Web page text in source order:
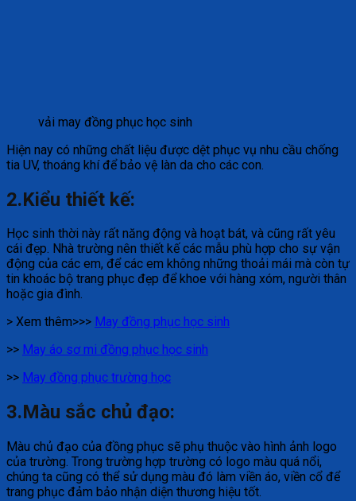
vải may đồng phục học sinh
Hiện nay có những chất liệu được dệt phục vụ nhu cầu chống
tia UV, thoáng khí để bảo vệ làn da cho các con.
2.Kiểu thiết kế:
Học sinh thời này rất năng động và hoạt bát, và cũng rất yêu
cái đẹp. Nhà trường nên thiết kế các mẫu phù hợp cho sự vận
động của các em, để các em không những thoải mái mà còn tự
tin khoác bộ trang phục đẹp để khoe với hàng xóm, người thân
hoặc gia đình.
> Xem thêm>>> May đồng phục học sinh
>> May áo sơ mi đồng phục học sinh
>> May đồng phục trường học
3.Màu sắc chủ đạo:
Màu chủ đạo của đồng phục sẽ phụ thuộc vào hình ảnh logo
của trường. Trong trường hợp trường có logo màu quá nổi,
chúng ta cũng có thể sử dụng màu đó làm viền áo, viền cổ để
trang phục đảm bảo nhận diện thương hiệu tốt.